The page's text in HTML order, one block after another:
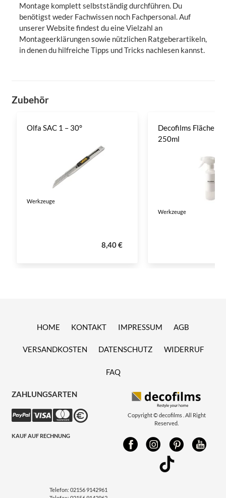
Montage komplett selbstständig durchführen. Du
benötigst weder Fachwissen noch Fachpersonal. Auf
unserer Website findest du eine Vielzahl an
Montageerklärungen sowie nützlichen Ratgeberartikeln,
in denen du hilfreiche Tipps und Tricks nachlesen kannst.
Zubehör
Olfa SAC 1 – 30°
Werkzeuge
8,40 €
Decofilms
250ml
Werkzeuge
HOME KONTAKT IMPRESSUM AGB
VERSANDKOSTEN DATENSCHUTZ WIDERRUF
FAQ
ZAHLUNGSARTEN
KAUF AUF RECHNUNG
Copyright © decofilms . All Right
Reserved.
Telefon: 02156 9142961